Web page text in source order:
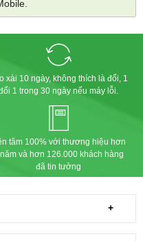
xài 10 ngày, không thích là đổi, 1
1 trong 30 ngày nếu máy lỗi.
tâm 100% với thương hiệu hơn
và hơn 126.000 khách hàng
đã tin tưởng
+